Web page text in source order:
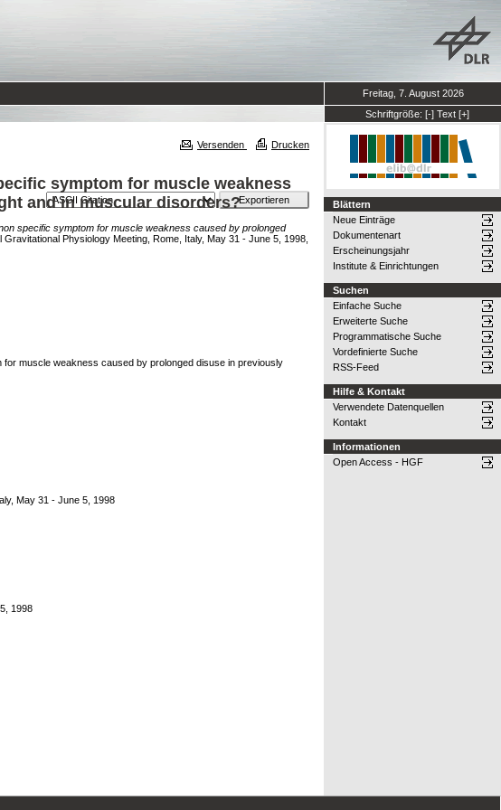
Freitag, 7. August 2026
Schriftgröße: [-] Text [+]
Versenden Drucken
symptom for muscle weakness
and in muscular disorders?
specific symptom for muscle weakness caused by prolonged
Physiology Meeting, Rome, Italy, May 31 - June 5, 1998,
muscle weakness caused by prolonged disuse in previously
May 31 - June 5, 1998
1998
Blättern
Neue Einträge
Dokumentenart
Erscheinungsjahr
Institute & Einrichtungen
Suchen
Einfache Suche
Erweiterte Suche
Programmatische Suche
Vordefinierte Suche
RSS-Feed
Hilfe & Kontakt
Verwendete Datenquellen
Kontakt
Informationen
Open Access - HGF